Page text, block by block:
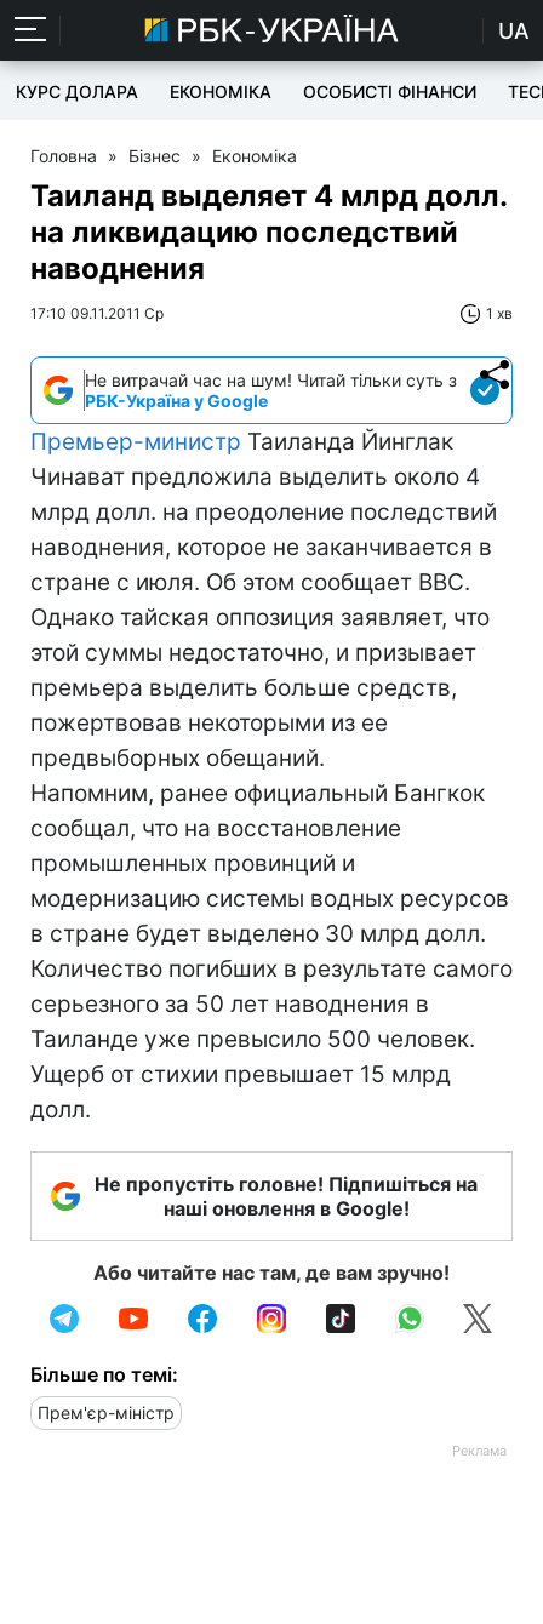
UA
КУРС ДОЛАРА ЕКОНОМІКА ОСОБИСТІ ФІНАНСИ
Головна » Бізнес » Економіка
Таиланд выделяет 4 млрд долл.
на ликвидацию последствий
наводнения
17:10 09.11.2011 Ср 1 хв
Не витрачай час на шум! Читай тільки суть з
РБК-Україна у Google
Премьер-министр Таиланда Йинглак
Чинават предложила выделить около 4
млрд долл. на преодоление последствий
наводнения, которое не заканчивается в
стране с июля. Об этом сообщает ВВС.
Однако тайская оппозиция заявляет, что
этой суммы недостаточно, и призывает
премьера выделить больше средств,
пожертвовав некоторыми из ее
предвыборных обещаний.
Напомним, ранее официальный Бангкок
сообщал, что на восстановление
промышленных провинций и
модернизацию системы водных ресурсов
в стране будет выделено 30 млрд долл.
Количество погибших в результате самого
серьезного за 50 лет наводнения в
Таиланде уже превысило 500 человек.
Ущерб от стихии превышает 15 млрд
долл.
Не пропустіть головне! Підпишіться на
наші оновлення в Google!
Або читайте нас там, де вам зручно!
Більше по темі:
Прем'єр-міністр